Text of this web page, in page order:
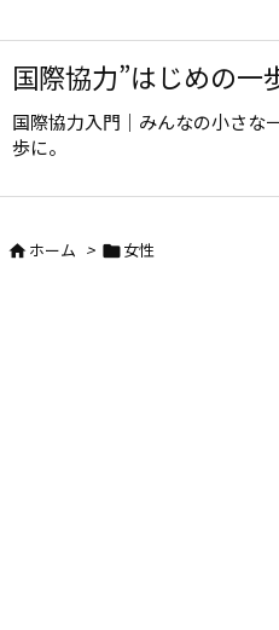
国際協力”はじめの一
国際協力入門｜みんなの小さな
歩に。
ホーム > 女性